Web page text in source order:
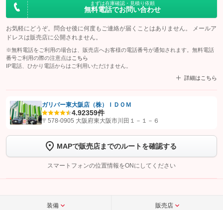
まずは在庫確認・見積り依頼
無料電話でお問い合わせ
お気軽にどうぞ。問合せ後に何度もご連絡が届くことはありません。 メールア
ドレスは販売店に公開されません。
※無料電話をご利用の場合は、販売店へお客様の電話番号が通知されます。無料電話
番号ご利用の際の注意点は こちら
IP電話、ひかり電話からはご利用いただけません。
詳細はこちら
【STEP1】認証画面でグーネットを友だち追加してから「許可する」ボタンを押
トーク画面で
ボタンをタップして問い合わせを
完了してください。
こちら
ガリバー東大阪店（株）ＩＤＯＭ
4.92359件
〒578-0905 大阪府東大阪市川田１－１－６
MAPで販売店までのルートを確認する
スマートフォンの位置情報をONにしてください
装備 販売店